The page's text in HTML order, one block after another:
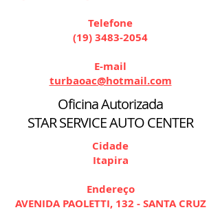
Telefone
(19) 3483-2054
E-mail
turbaoac@hotmail.com
Oficina Autorizada
STAR SERVICE AUTO CENTER
Cidade
Itapira
Endereço
AVENIDA PAOLETTI, 132 - SANTA CRUZ